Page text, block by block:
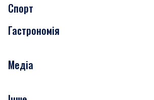
Завтра
Субота
Медицина
Краса
Спорт
Гастрономія
Рецепти
Медіа
Фото